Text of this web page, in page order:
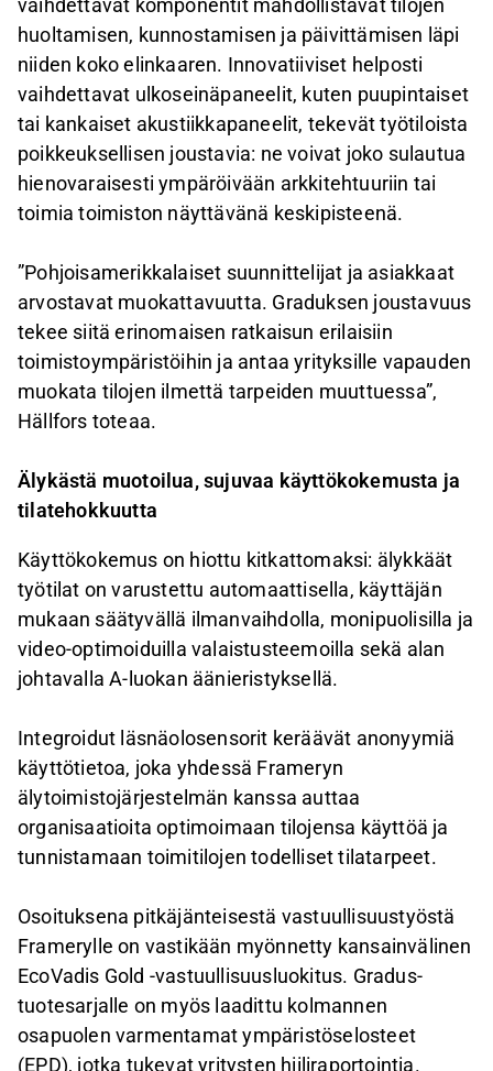
vaihdettavat komponentit mahdollistavat tilojen
huoltamisen, kunnostamisen ja päivittämisen läpi
niiden koko elinkaaren. Innovatiiviset helposti
vaihdettavat ulkoseinäpaneelit, kuten puupintaiset
tai kankaiset akustiikkapaneelit, tekevät työtiloista
poikkeuksellisen joustavia: ne voivat joko sulautua
hienovaraisesti ympäröivään arkkitehtuuriin tai
toimia toimiston näyttävänä keskipisteenä.
”Pohjoisamerikkalaiset suunnittelijat ja asiakkaat
arvostavat muokattavuutta. Graduksen joustavuus
tekee siitä erinomaisen ratkaisun erilaisiin
toimistoympäristöihin ja antaa yrityksille vapauden
muokata tilojen ilmettä tarpeiden muuttuessa”,
Hällfors toteaa.
Älykästä muotoilua, sujuvaa käyttökokemusta ja
tilatehokkuutta
Käyttökokemus on hiottu kitkattomaksi: älykkäät
työtilat on varustettu automaattisella, käyttäjän
mukaan säätyvällä ilmanvaihdolla, monipuolisilla ja
video-optimoiduilla valaistusteemoilla sekä alan
johtavalla A-luokan äänieristyksellä.
Integroidut läsnäolosensorit keräävät anonyymiä
käyttötietoa, joka yhdessä Frameryn
älytoimistojärjestelmän kanssa auttaa
organisaatioita optimoimaan tilojensa käyttöä ja
tunnistamaan toimitilojen todelliset tilatarpeet.
Osoituksena pitkäjänteisestä vastuullisuustyöstä
Framerylle on vastikään myönnetty kansainvälinen
EcoVadis Gold -vastuullisuusluokitus. Gradus-
tuotesarjalle on myös laadittu kolmannen
osapuolen varmentamat ympäristöselosteet
(EPD), jotka tukevat yritysten hiiliraportointia.